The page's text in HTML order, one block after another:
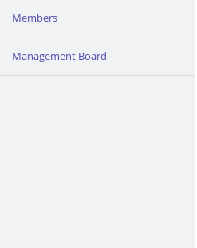
Members
Management Board